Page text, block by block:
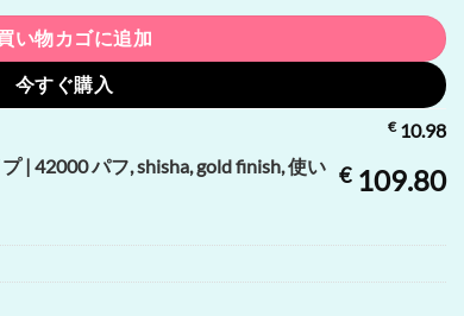
い物カゴに追加
今すぐ購入
€10.98
| 42000 パフ, shisha, gold finish, 使い €109.80